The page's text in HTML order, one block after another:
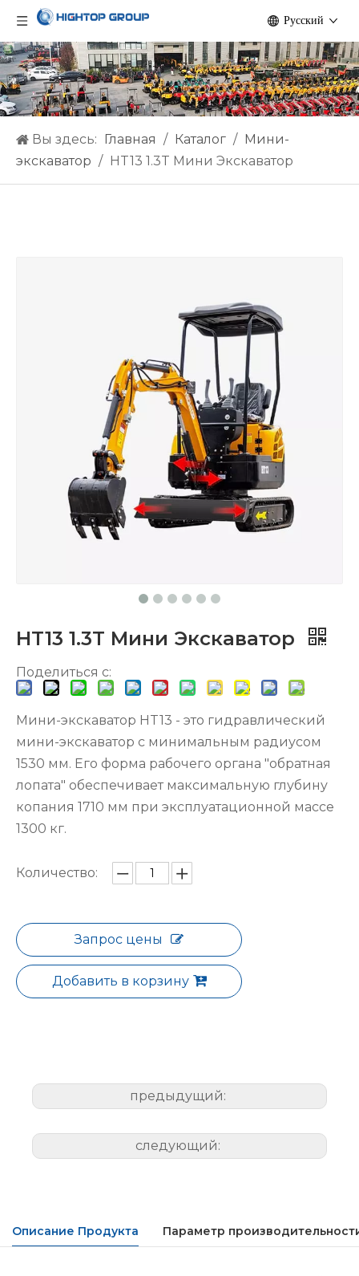
Pусский
Вы здесь: Главная / Каталог /
Мини-
экскаватор / HT13 1.3T Мини Экскаватор
HT13 1.3T Мини Экскаватор
Поделиться с:
Мини-экскаватор HT13 - это гидравлический
мини-экскаватор с минимальным радиусом
1530 мм. Его форма рабочего органа "обратная
лопата" обеспечивает максимальную глубину
копания 1710 мм при эксплуатационной массе
1300 кг.
Количество:
Запрос цены
Добавить в корзину
предыдущий:
следующий:
Описание Продукта Параметр